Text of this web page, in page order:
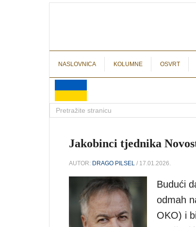
NASLOVNICA KOLUMNE OSVRT
Jakobinci tjednika
AUTOR: DRAGO PILSEL / 17.01.2026.
Budući
odmah
OKO) i